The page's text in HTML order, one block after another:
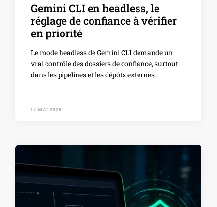
Gemini CLI en headless, le
réglage de confiance à vérifier
en priorité
Le mode headless de Gemini CLI demande un
vrai contrôle des dossiers de confiance, surtout
dans les pipelines et les dépôts externes.
14 MAI 2026